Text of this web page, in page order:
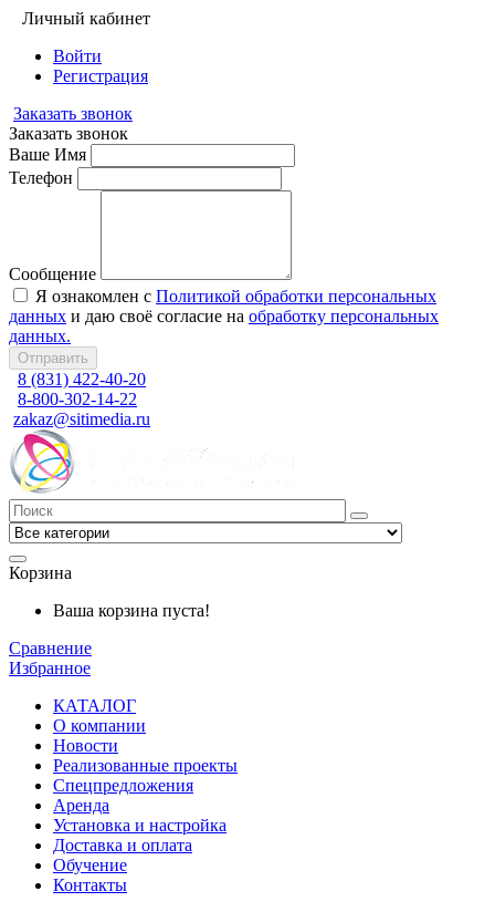
Личный кабинет
Войти
Регистрация
Заказать звонок
Заказать звонок
Ваше Имя
Телефон
Сообщение
Я ознакомлен с Политикой обработки персональных
данных и даю своё согласие на обработку персональных
данных.
Отправить
8 (831) 422-40-20
8-800-302-14-22
zakaz@sitimedia.ru
Корзина
Ваша корзина пуста!
Сравнение
Избранное
КАТАЛОГ
О компании
Новости
Реализованные проекты
Спецпредложения
Аренда
Установка и настройка
Доставка и оплата
Обучение
Контакты